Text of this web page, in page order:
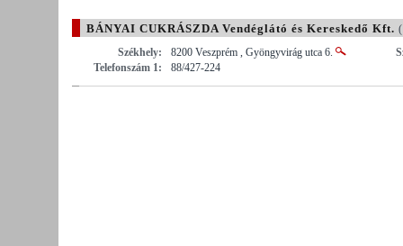
BÁNYAI CUKRÁSZDA Vendéglátó és Kereskedő Kft.
Székhely:
8200 Veszprém , Gyöngyvirág utca 6.
Telefonszám 1:
88/427-224